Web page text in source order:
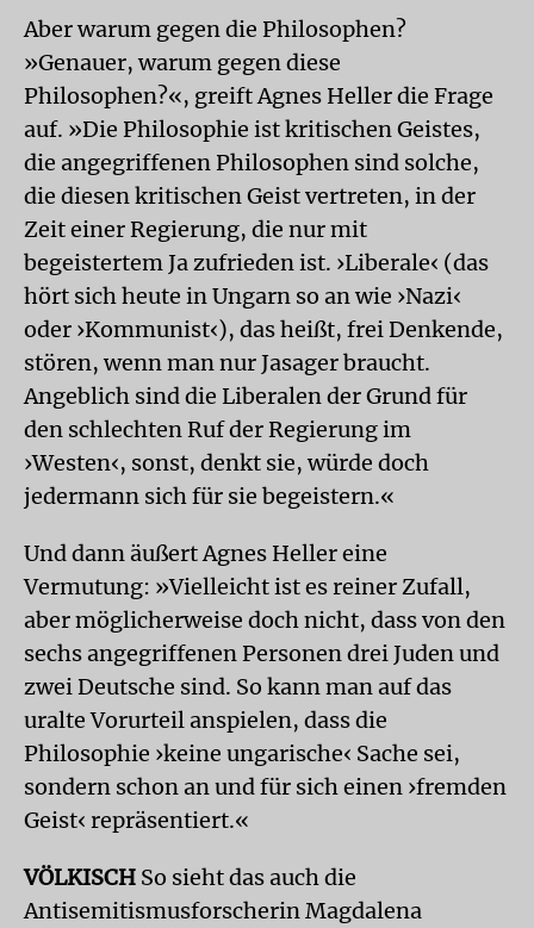
Aber warum gegen die Philosophen?
»Genauer, warum gegen diese
Philosophen?«, greift Agnes Heller die Frage
auf. »Die Philosophie ist kritischen Geistes,
die angegriffenen Philosophen sind solche,
die diesen kritischen Geist vertreten, in der
Zeit einer Regierung, die nur mit
begeistertem Ja zufrieden ist. ›Liberale‹ (das
hört sich heute in Ungarn so an wie ›Nazi‹
oder ›Kommunist‹), das heißt, frei Denkende,
stören, wenn man nur Jasager braucht.
Angeblich sind die Liberalen der Grund für
den schlechten Ruf der Regierung im
›Westen‹, sonst, denkt sie, würde doch
jedermann sich für sie begeistern.«
Und dann äußert Agnes Heller eine
Vermutung: »Vielleicht ist es reiner Zufall,
aber möglicherweise doch nicht, dass von den
sechs angegriffenen Personen drei Juden und
zwei Deutsche sind. So kann man auf das
uralte Vorurteil anspielen, dass die
Philosophie ›keine ungarische‹ Sache sei,
sondern schon an und für sich einen ›fremden
Geist‹ repräsentiert.«
VÖLKISCH So sieht das auch die
Antisemitismusforscherin Magdalena